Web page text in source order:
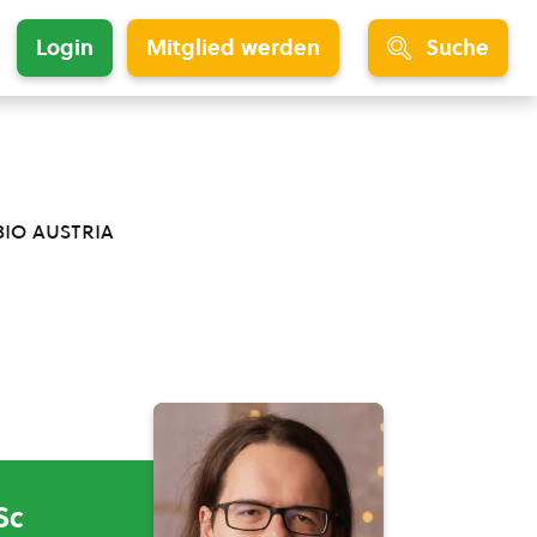
Login Mitglied werden Suche
austria